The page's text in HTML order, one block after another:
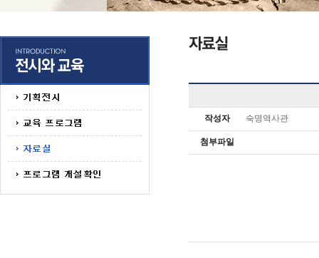
작성자 숙명역사관
첨부파일